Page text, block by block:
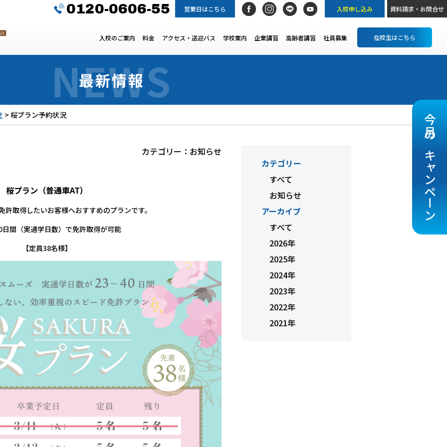
0120-0606-55 営業日はこちら 入校申し込み 資料請求・お問合せ
入校のご案内 料金 アクセス・送迎バス 学校案内 企業講習 高齢者講習 社員募集 在校生はこちら
今月のキャンペーン
最新情報
> 桜プラン予約状況
カテゴリー
すべて
お知らせ
アーカイブ
すべて
2026年
2025年
2024年
2023年
2022年
2021年
カテゴリー： お知らせ
桜プラン（普通車AT）
許取得したいお客様へおすすめのプランです。
間（実通学日数）で免許取得が可能
【定員38名様】